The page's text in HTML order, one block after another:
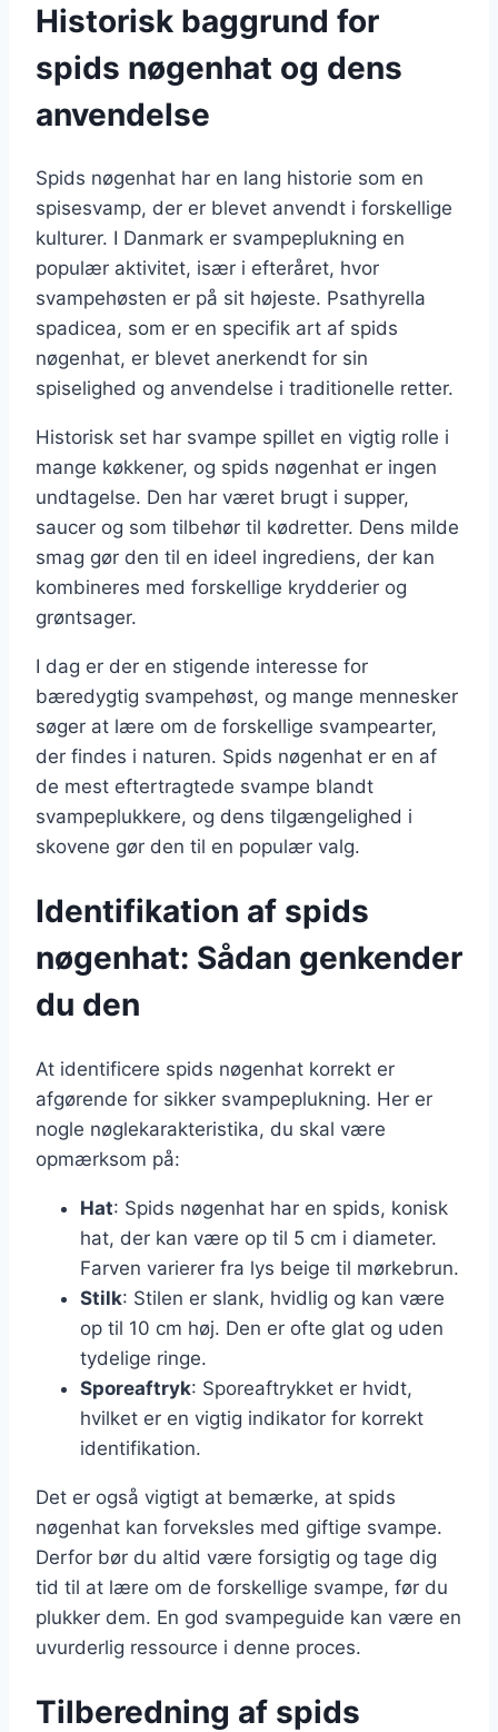
Historisk baggrund for
spids nøgenhat og dens
anvendelse
Spids nøgenhat har en lang historie som en
spisesvamp, der er blevet anvendt i forskellige
kulturer. I Danmark er svampeplukning en
populær aktivitet, især i efteråret, hvor
svampehøsten er på sit højeste. Psathyrella
spadicea, som er en specifik art af spids
nøgenhat, er blevet anerkendt for sin
spiselighed og anvendelse i traditionelle retter.
Historisk set har svampe spillet en vigtig rolle i
mange køkkener, og spids nøgenhat er ingen
undtagelse. Den har været brugt i supper,
saucer og som tilbehør til kødretter. Dens milde
smag gør den til en ideel ingrediens, der kan
kombineres med forskellige krydderier og
grøntsager.
I dag er der en stigende interesse for
bæredygtig svampehøst, og mange mennesker
søger at lære om de forskellige svampearter,
der findes i naturen. Spids nøgenhat er en af
de mest eftertragtede svampe blandt
svampeplukkere, og dens tilgængelighed i
skovene gør den til en populær valg.
Identifikation af spids
nøgenhat: Sådan genkender
du den
At identificere spids nøgenhat korrekt er
afgørende for sikker svampeplukning. Her er
nogle nøglekarakteristika, du skal være
opmærksom på:
Hat: Spids nøgenhat har en spids, konisk
hat, der kan være op til 5 cm i diameter.
Farven varierer fra lys beige til mørkebrun.
Stilk: Stilen er slank, hvidlig og kan være
op til 10 cm høj. Den er ofte glat og uden
tydelige ringe.
Sporeaftryk: Sporeaftrykket er hvidt,
hvilket er en vigtig indikator for korrekt
identifikation.
Det er også vigtigt at bemærke, at spids
nøgenhat kan forveksles med giftige svampe.
Derfor bør du altid være forsigtig og tage dig
tid til at lære om de forskellige svampe, før du
plukker dem. En god svampeguide kan være en
uvurderlig ressource i denne proces.
Tilberedning af spids